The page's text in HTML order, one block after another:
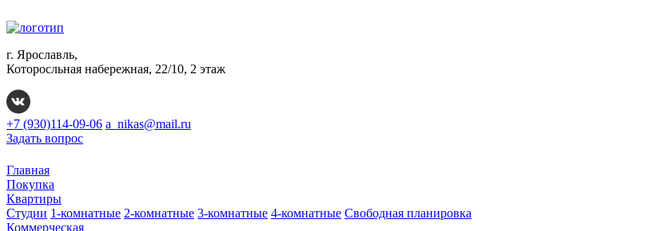
г. Ярославль,
Которосльная набережная, 22/10, 2 этаж
+7 (930)114-09-06 a_nikas@mail.ru
Задать вопрос
Главная
Покупка
Квартиры
Студии 1-комнатные 2-комнатные 3-комнатные 4-комнатные Свободная планировка
Коммерческая